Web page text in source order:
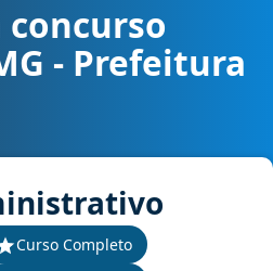
MG - Prefeitura Municipal cargo
concurso
- Prefeitura
Curso Completo